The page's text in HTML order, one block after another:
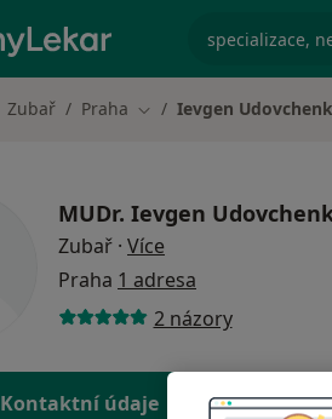
specializace,
Zubař Praha Změna města
Ievgen
MUDr. Ievgen
Zubař · Více
Praha 1 adresa
2 názory
Kontaktní údaje